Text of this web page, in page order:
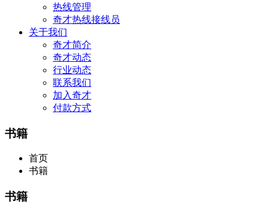
热线管理
奇才热线接线员
关于我们
奇才简介
奇才动态
行业动态
联系我们
加入奇才
付款方式
书籍
首页
书籍
书籍